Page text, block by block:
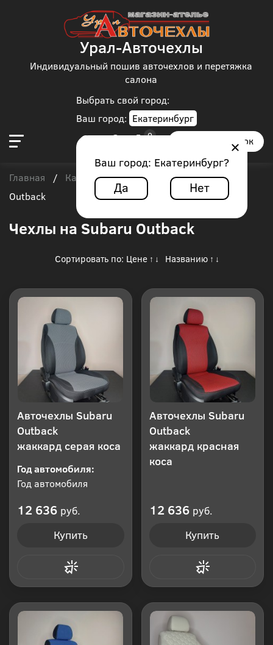
Выбрать свой город:
Ваш город: Екатеринбург
Ваш город: Екатеринбург?
Да Нет
Урал-Авточехлы
Индивидуальный пошив авточехлов и перетяжка
салона
Заказать звонок
Главная / Каталог чехлов / Subaru / Subaru
Outback
Чехлы на Subaru Outback
Сортировать по: Цене ↑ ↓ Названию ↑ ↓
Авточехлы Subaru
Outback
жаккард серая коса
Год автомобиля:
Год автомобиля
12 636 руб.
Купить
Авточехлы Subaru
Outback
жаккард красная
коса
12 636 руб.
Купить